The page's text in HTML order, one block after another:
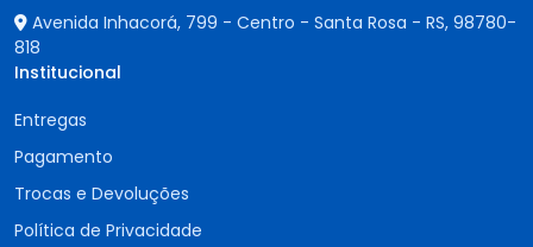
Avenida Inhacorá, 799 - Centro - Santa Rosa - RS, 98780-
818
Institucional
Entregas
Pagamento
Trocas e Devoluções
Política de Privacidade